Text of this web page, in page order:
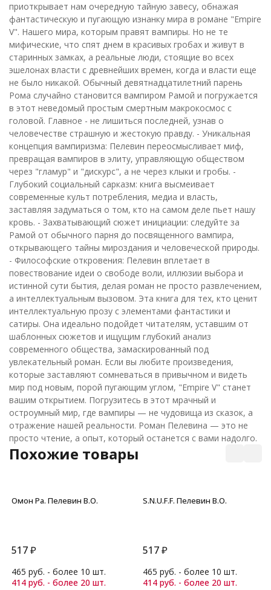
приоткрывает нам очередную тайную завесу, обнажая
фантастическую и пугающую изнанку мира в романе "Empire
V". Нашего мира, которым правят вампиры. Но не те
мифические, что спят днем в красивых гробах и живут в
старинных замках, а реальные люди, стоящие во всех
эшелонах власти с древнейших времен, когда и власти еще
не было никакой. Обычный девятнадцатилетний парень
Рома случайно становится вампиром Рамой и погружается
в этот неведомый простым смертным макрокосмос с
головой. Главное - не лишиться последней, узнав о
человечестве страшную и жестокую правду. - Уникальная
концепция вампиризма: Пелевин переосмысливает миф,
превращая вампиров в элиту, управляющую обществом
через "гламур" и "дискурс", а не через клыки и гробы. -
Глубокий социальный сарказм: книга высмеивает
современные культ потребления, медиа и власть,
заставляя задуматься о том, кто на самом деле пьет нашу
кровь. - Захватывающий сюжет инициации: следуйте за
Рамой от обычного парня до посвященного вампира,
открывающего тайны мироздания и человеческой природы.
- Философские откровения: Пелевин вплетает в
повествование идеи о свободе воли, иллюзии выбора и
истинной сути бытия, делая роман не просто развлечением,
а интеллектуальным вызовом. Эта книга для тех, кто ценит
интеллектуальную прозу с элементами фантастики и
сатиры. Она идеально подойдет читателям, уставшим от
шаблонных сюжетов и ищущим глубокий анализ
современного общества, замаскированный под
увлекательный роман. Если вы любите произведения,
которые заставляют сомневаться в привычном и видеть
мир под новым, порой пугающим углом, "Empire V" станет
вашим открытием. Погрузитесь в этот мрачный и
остроумный мир, где вампиры — не чудовища из сказок, а
отражение нашей реальности. Роман Пелевина — это не
просто чтение, а опыт, который останется с вами надолго.
Похожие товары
Омон Ра. Пелевин В.О.
517₽
465 руб. - более 10 шт.
414 руб. - более 20 шт.
S.N.U.F.F. Пелевин В.О.
517 ₽
465 руб. - более 10 шт.
414 руб. - более 20 шт.